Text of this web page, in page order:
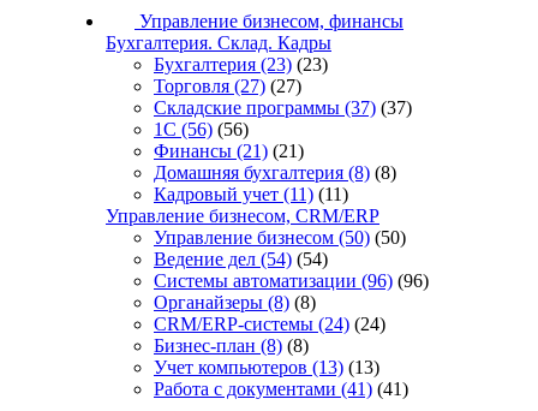
Управление бизнесом, финансы
Бухгалтерия. Склад. Кадры
Бухгалтерия (23) (23)
Торговля (27) (27)
Складские программы (37) (37)
1С (56) (56)
Финансы (21) (21)
Домашняя бухгалтерия (8) (8)
Кадровый учет (11) (11)
Управление бизнесом, CRM/ERP
Управление бизнесом (50) (50)
Ведение дел (54) (54)
Системы автоматизации (96) (96)
Органайзеры (8) (8)
CRM/ERP-системы (24) (24)
Бизнес-план (8) (8)
Учет компьютеров (13) (13)
Работа с документами (41) (41)